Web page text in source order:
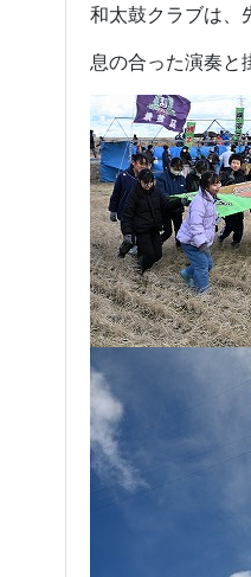
和太鼓クラブは、
息の合った演奏と